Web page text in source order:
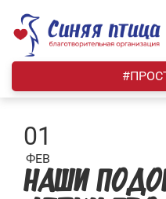
content
01
ФЕВ
НАШИ